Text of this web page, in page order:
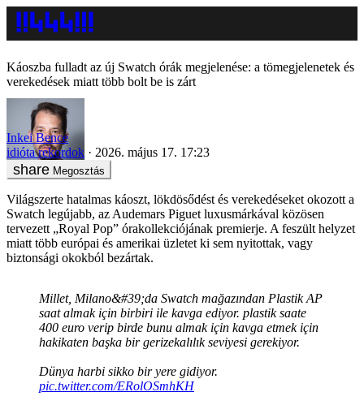
Káoszba fulladt az új Swatch órák megjelenése: a tömegjelenetek és
verekedések miatt több bolt be is zárt
Inkei Bence
idióta rekordok
2026. május 17. 17:23
Megosztás
Világszerte hatalmas káoszt, lökdösődést és verekedéseket okozott a
Swatch legújabb, az Audemars Piguet luxusmárkával közösen
tervezett „Royal Pop” órakollekciójának premierje. A feszült helyzet
miatt több európai és amerikai üzletet ki sem nyitottak, vagy
biztonsági okokból bezártak.
Millet, Milano&#39;da Swatch mağazından Plastik AP
saat almak için birbiri ile kavga ediyor. plastik saate
400 euro verip birde bunu almak için kavga etmek için
hakikaten başka bir gerizekalılık seviyesi gerekiyor.
Dünya harbi sikko bir yere gidiyor.
pic.twitter.com/ERolOSmhKH